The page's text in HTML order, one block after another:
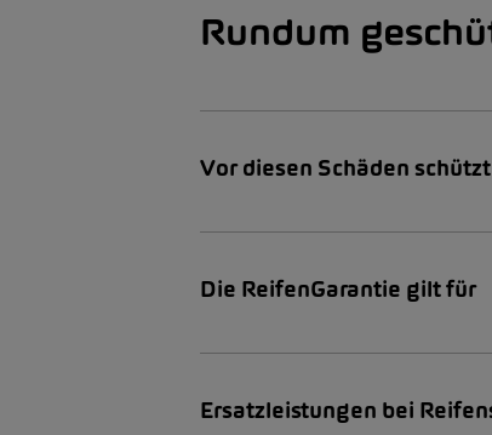
Rundum
Vor diesen Schäden
Die ReifenGarantie gilt für
Ersatzleistungen bei